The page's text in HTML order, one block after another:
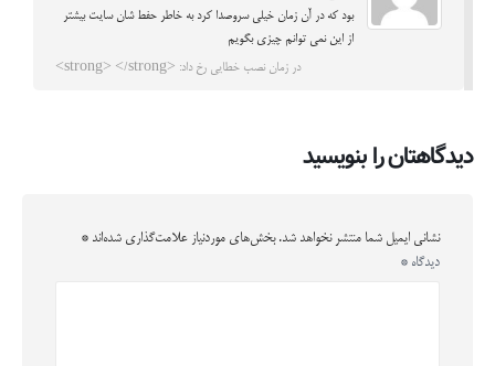
بود که در آن زمان خیلی سروصدا کرد به خاطر حفط شان سایت بیشتر
از این نمی توانم چیزی بگویم
در زمان نصب خطایی رخ داد: <strong> </strong>
دیدگاهتان را بنویسید
نشانی ایمیل شما منتشر نخواهد شد. بخش‌های موردنیاز علامت‌گذاری شده‌اند *
دیدگاه *